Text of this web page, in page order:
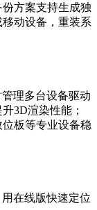
方案支持生成独
动设备，重装系
理多台设备驱动
3D渲染性能；
板等专业设备稳
在线版快速定位